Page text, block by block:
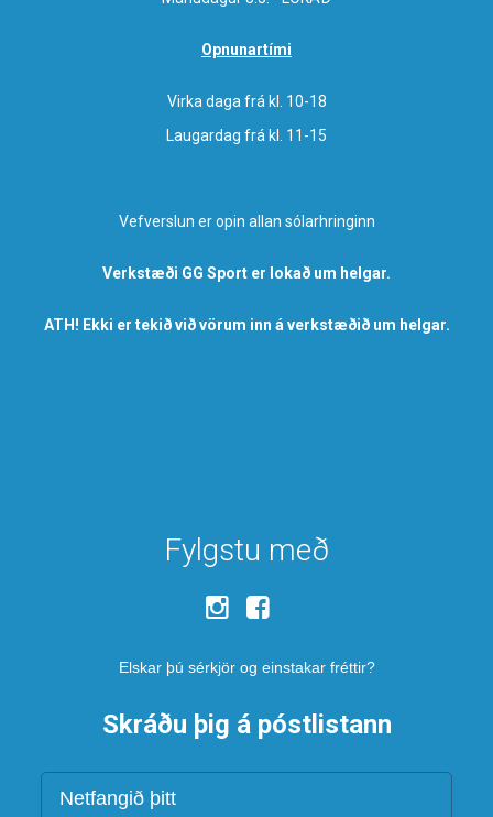
Opnunartími
Virka daga frá kl. 10-18
Laugardag frá kl. 11-15
Vefverslun er opin allan sólarhringinn
Verkstæði GG Sport er lokað um helgar.
ATH! Ekki er tekið við vörum inn á verkstæðið um helgar.
Fylgstu með
Elskar þú sérkjör og einstakar fréttir?
Skráðu þig á póstlistann
Netfang